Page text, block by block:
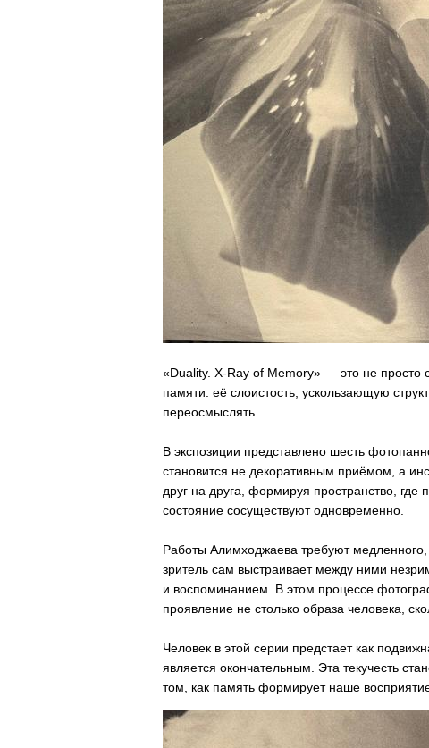
«Duality. X-Ray of Memory» — это не просто
памяти: её слоистость, ускользающую
переосмыслять.
В экспозиции представлено шесть
становится не декоративным приёмом, а
друг на друга, формируя пространство,
состояние сосуществуют одновременно.
Работы Алимходжаева требуют
зритель сам выстраивает между ними
и воспоминанием. В этом процессе
проявление не столько образа человека,
Человек в этой серии предстает как
является окончательным. Эта текучесть
том, как память формирует наше